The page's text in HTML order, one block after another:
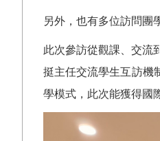
另外，也有多位訪問團
此次參訪從觀課、交流
挺主任交流學生互訪機
學模式，此次能獲得國